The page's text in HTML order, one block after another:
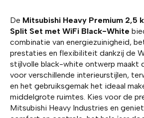
De Mitsubishi Heavy Premium 2,5
Split Set met WiFi Black-White
combinatie van energiezuinigheid,
prestaties en flexibiliteit dankzij de
stijlvolle black-white ontwerp maakt
voor verschillende interieurstijlen,
en het gebruiksgemak het ideaal
middelgrote ruimtes. Kies voor de
Mitsubishi Heavy Industries en